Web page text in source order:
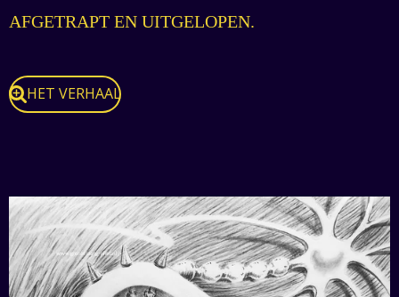
AFGETRAPT EN UITGELOPEN.
HET VERHAAL